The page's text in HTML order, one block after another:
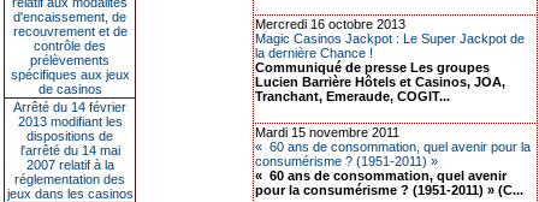
d'encaissement, de
recouvrement et de
contrôle des
prélèvements
spécifiques aux jeux
de casinos
Arrêté du 14 février
2013 modifiant les
dispositions de
l'arrêté du 14 mai
2007 relatif à la
réglementation des
jeux dans les casinos
Mercredi 16 octobre 2013
Magic Casinos Jackpot : Le Super Jackpot de
la dernière Chance !
Communiqué de presse Les groupes
Lucien Barrière Hôtels et Casinos, JOA,
Tranchant, Emeraude, COGIT...
Mardi 15 novembre 2011
« 60 ans de consommation, quel avenir pour la
consumérisme ? (1951-2011) »
« 60 ans de consommation, quel avenir
pour la consumérisme ? (1951-2011) » (C...